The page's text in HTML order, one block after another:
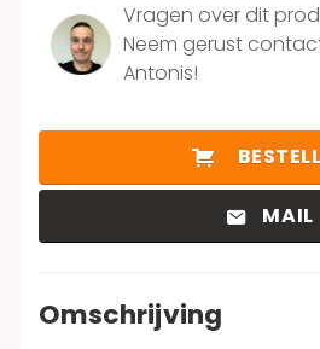
Vragen over dit
Neem gerust
Antonis!
MAIL
Omschrijving